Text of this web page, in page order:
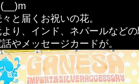
と届くお祝いの花。
り、インド、ネパールなど
やメッセージカードが。